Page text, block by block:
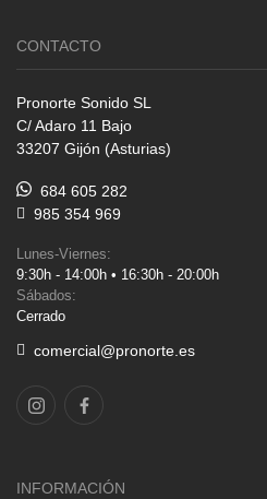
CONTACTO
Pronorte Sonido SL
C/ Adaro 11 Bajo
33207 Gijón (Asturias)
684 605 282
985 354 969
Lunes-Viernes:
9:30h - 14:00h • 16:30h - 20:00h
Sábados:
Cerrado
comercial@pronorte.es
INFORMACIÓN